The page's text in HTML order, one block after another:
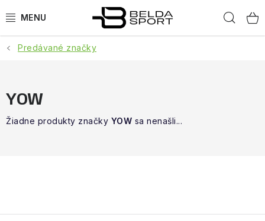
na
ŠPORTY
Predávané značky
YOW
Žiadne produkty značky YOW sa nenašli...